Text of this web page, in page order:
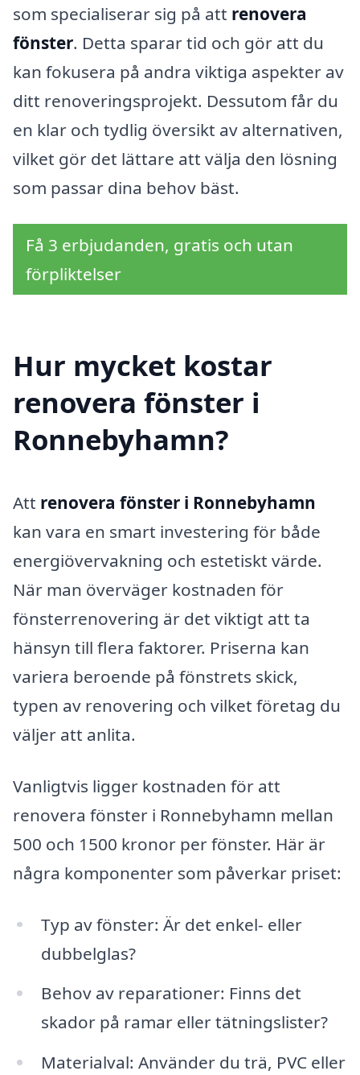
som specialiserar sig på att renovera
fönster. Detta sparar tid och gör att du
kan fokusera på andra viktiga aspekter av
ditt renoveringsprojekt. Dessutom får du
en klar och tydlig översikt av alternativen,
vilket gör det lättare att välja den lösning
som passar dina behov bäst.
Få 3 erbjudanden, gratis och utan
förpliktelser
Hur mycket kostar
renovera fönster i
Ronnebyhamn?
Att renovera fönster i Ronnebyhamn
kan vara en smart investering för både
energiövervakning och estetiskt värde.
När man överväger kostnaden för
fönsterrenovering är det viktigt att ta
hänsyn till flera faktorer. Priserna kan
variera beroende på fönstrets skick,
typen av renovering och vilket företag du
väljer att anlita.
Vanligtvis ligger kostnaden för att
renovera fönster i Ronnebyhamn mellan
500 och 1500 kronor per fönster. Här är
några komponenter som påverkar priset:
Typ av fönster: Är det enkel- eller
dubbelglas?
Behov av reparationer: Finns det
skador på ramar eller tätningslister?
Materialval: Använder du trä, PVC eller